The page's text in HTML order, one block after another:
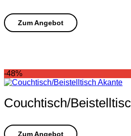
-48%
Couchtisch/